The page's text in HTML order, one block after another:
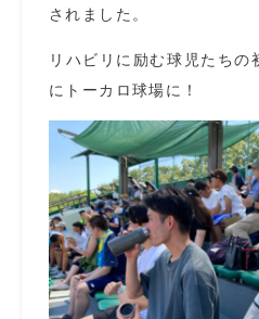
されました。
リハビリに励む球児たちの
にトーカロ球場に！